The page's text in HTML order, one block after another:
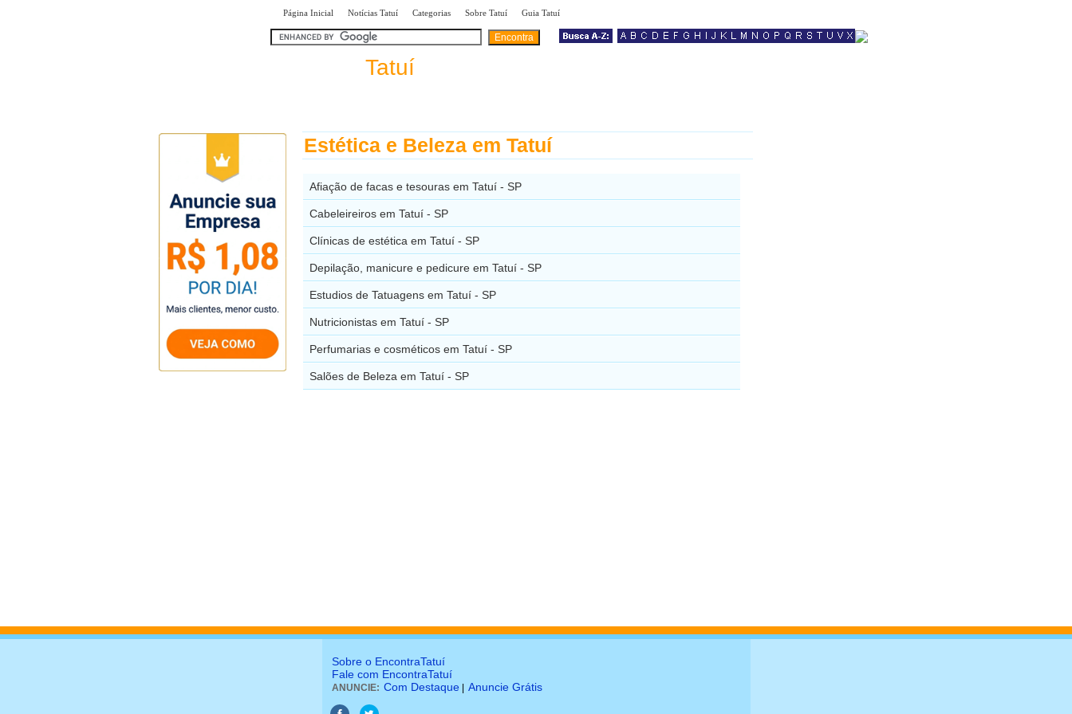
Página Inicial Notícias Tatuí Categorias Sobre Tatuí Guia Tatuí
Tatuí
Estética e Beleza em Tatuí
Afiação de facas e tesouras em Tatuí - SP
Cabeleireiros em Tatuí - SP
Clínicas de estética em Tatuí - SP
Depilação, manicure e pedicure em Tatuí - SP
Estudios de Tatuagens em Tatuí - SP
Nutricionistas em Tatuí - SP
Perfumarias e cosméticos em Tatuí - SP
Salões de Beleza em Tatuí - SP
Sobre o EncontraTatuí
Fale com EncontraTatuí
ANUNCIE: Com Destaque Anuncie Grátis